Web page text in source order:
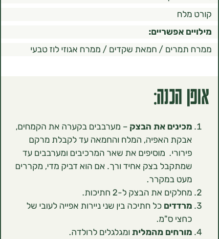
אפשריים:
/ חמאת שקדים / ממרח אגוזי לוז טבעי
את הבצק– מערבבים בקערה את הקמחים,
האפיה, המלח והחמאה עד לקבלת מרקם
מוסיפים את שאר המרכיבים ומערבבים עד
בצק אחיד ורך. אם הוא דביק מדי, מקררים
במקרר.
את הבצק ל-2 חתיכות.
כל חתיכה בין שני ניירות אפייה לעובי של
ס"מ.
מהמלית ומגלגלים לרולדה.